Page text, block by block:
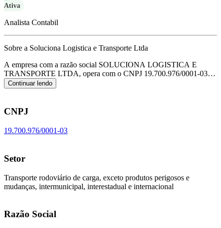
Ativa
Analista Contabil
Sobre a Soluciona Logistica e Transporte Ltda
A empresa com a razão social SOLUCIONA LOGISTICA E
TRANSPORTE LTDA, opera com o CNPJ 19.700.976/0001-03 e
tem sua sede localizada em Barueri/SP.
atuação é de transporte rodoviário de carga, exceto produtos
de acordo com o código CNAE H-4930-2/02.
Continuar lendo
CNPJ
19.700.976/0001-03
Setor
Transporte rodoviário de carga, exceto produtos perigosos e
mudanças, intermunicipal, interestadual e internacional
Razão Social